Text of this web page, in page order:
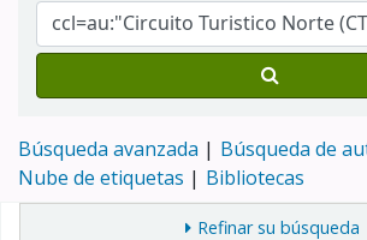
Búsqueda avanzada
Búsqueda de
Nube de etiquetas
Bibliotecas
Refinar su búsqueda